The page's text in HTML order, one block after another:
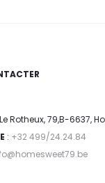
Rotheux, 79,B-6637,
: +32 499/24.24.84